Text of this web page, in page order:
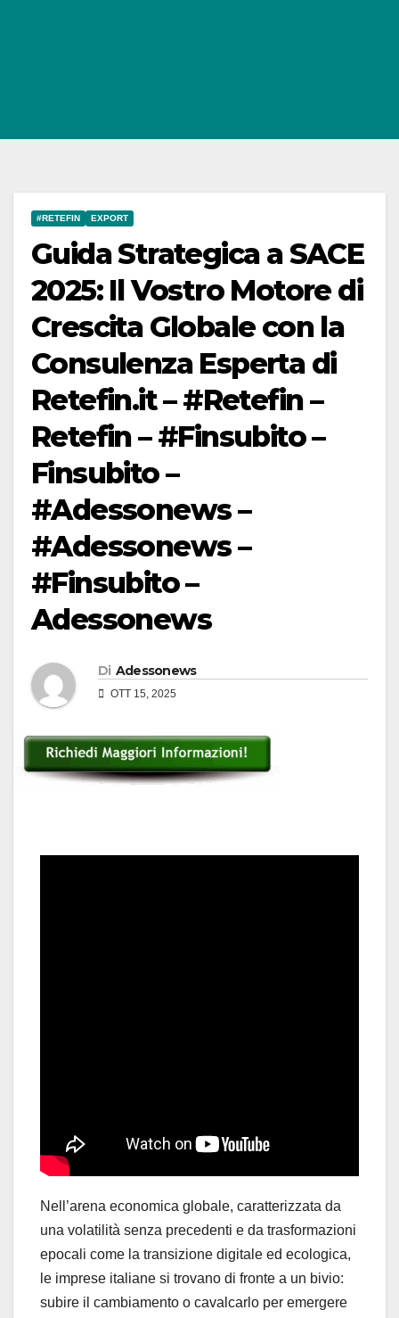
#RETEFIN EXPORT
Guida Strategica a SACE
2025: Il Vostro Motore di
Crescita Globale con la
Consulenza Esperta di
Retefin.it – #Retefin –
Retefin – #Finsubito –
Finsubito –
#Adessonews –
#Adessonews –
#Finsubito –
Adessonews
Di Adessonews
OTT 15, 2025
Nell’arena economica globale, caratterizzata da
una volatilità senza precedenti e da trasformazioni
epocali come la transizione digitale ed ecologica,
le imprese italiane si trovano di fronte a un bivio:
subire il cambiamento o cavalcarlo per emergere